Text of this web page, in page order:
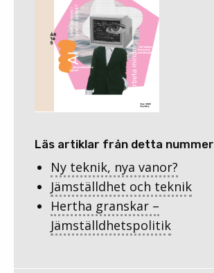
Läs artiklar från detta nummer
Ny teknik, nya vanor?
Jämställdhet och teknik
Hertha granskar –
Jämställdhetspolitik